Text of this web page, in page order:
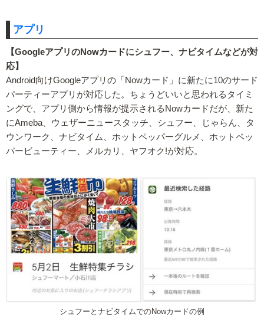
アプリ
【GoogleアプリのNowカードにシュフー、ナビタイムなどが対
応】
Android向けGoogleアプリの「Nowカード」に新たに10のサード
パーティーアプリが対応した。ちょうどいいと思われるタイミ
ングで、アプリ側から情報が提示されるNowカードだが、新た
にAmeba、ウェザーニュースタッチ、シュフー、じゃらん、タ
ウンワーク、ナビタイム、ホットペッパーグルメ、ホットペッ
パービューティー、メルカリ、ヤフオク!が対応。
シュフーとナビタイムでのNowカードの例